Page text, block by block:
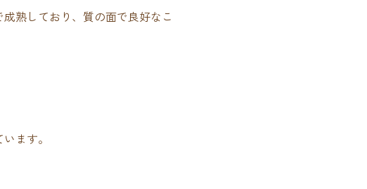
熟しており、質の面で良好なこ
ます。